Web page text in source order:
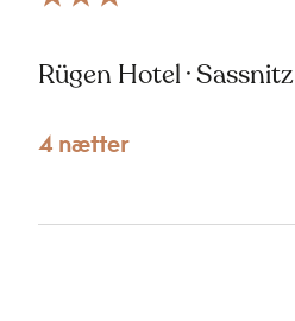
Rügen Hotel · Sassnitz
4 nætter